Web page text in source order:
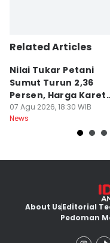
Related Articles
Nilai Tukar Petani
Sumut Turun 2,36
Persen, Harga Karet
Jadi Pemicu Utama
07 Agu 2026, 18:30 WIB
News
About UsEditorial
Pedoman